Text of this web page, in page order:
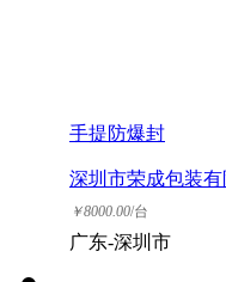
手提防爆封
深圳市荣成包装
司
￥8000.00/台
广东-深圳市